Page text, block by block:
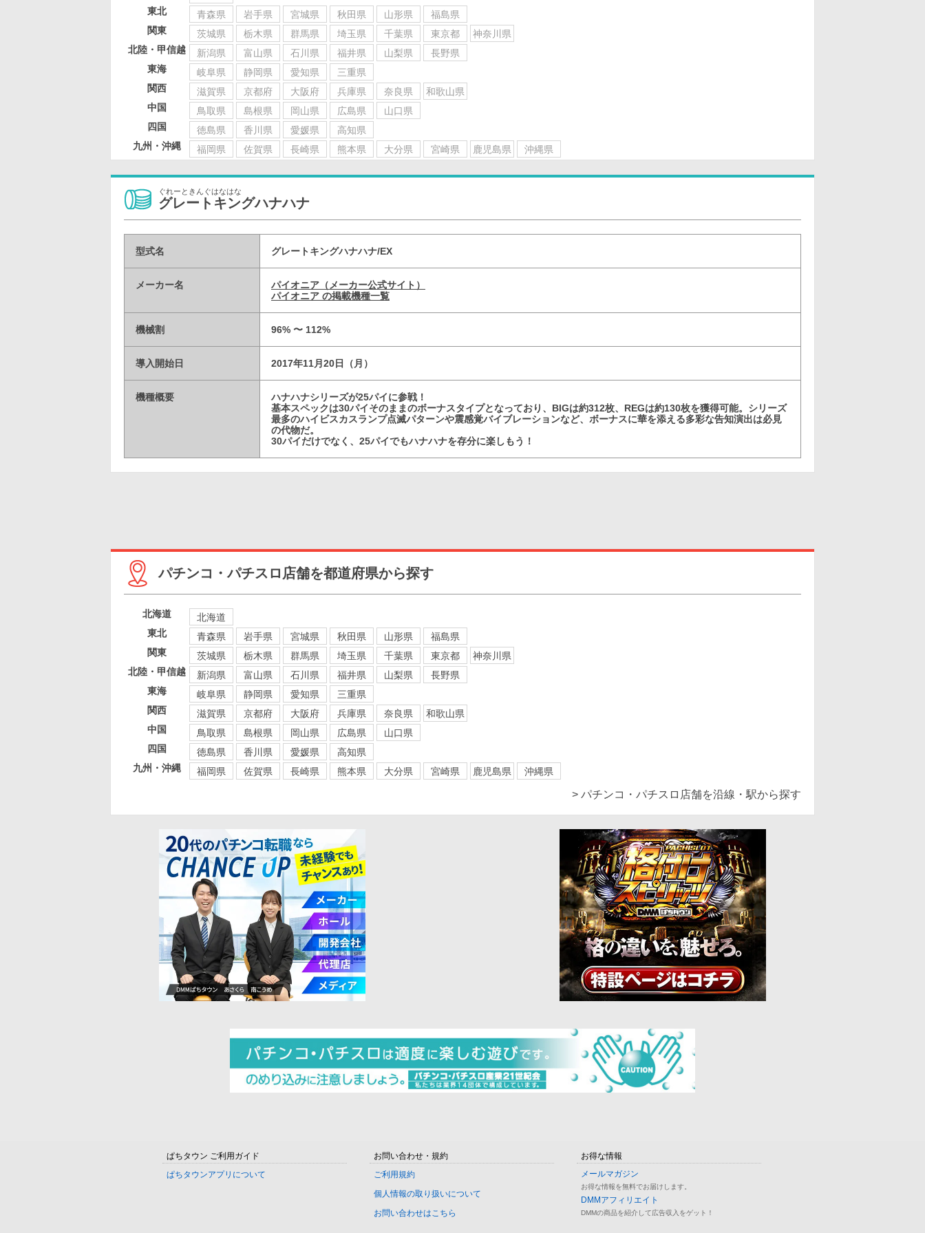
東北
青森県 岩手県 宮城県 秋田県 山形県
福島県
関東
茨城県 栃木県 群馬県 埼玉県 千葉県 東京都
神奈川県
北陸・甲信越
新潟県 富山県 石川県 福井県 山梨県
長野県
東海
岐阜県 静岡県 愛知県
三重県
関西
滋賀県 京都府 大阪府 兵庫県 奈良県
和歌山県
中国
鳥取県 島根県 岡山県 広島県
山口県
四国
徳島県 香川県 愛媛県
高知県
九州・沖縄
福岡県 佐賀県 長崎県 熊本県 大分県 宮崎県 鹿児島県 沖縄県
ぐれーときんぐはなはな
グレートキングハナハナ
型式名 グレートキングハナハナ/EX
メーカー名
パイオニア（メーカー公式サイト）
パイオニア の掲載機種一覧
機械割 96% 〜 112%
導入開始日 2017年11月20日（月）
機種概要
ハナハナシリーズが25パイに参戦！
基本スペックは30パイそのままのボーナスタイプとなっており、BIGは約312枚、REGは約130枚を獲得可能。シリーズ
最多のハイビスカスランプ点滅パターンや震感覚バイブレーションなど、ボーナスに華を添える多彩な告知演出は必見
の代物だ。
30パイだけでなく、25パイでもハナハナを存分に楽しもう！
パチンコ・パチスロ店舗を都道府県から探す
北海道
北海道
東北
青森県 岩手県 宮城県 秋田県 山形県
福島県
関東
茨城県 栃木県 群馬県 埼玉県 千葉県 東京都
神奈川県
北陸・甲信越
新潟県 富山県 石川県 福井県 山梨県
長野県
東海
岐阜県 静岡県 愛知県
三重県
関西
滋賀県 京都府 大阪府 兵庫県 奈良県
和歌山県
中国
鳥取県 島根県 岡山県 広島県
山口県
四国
徳島県 香川県 愛媛県
高知県
九州・沖縄
福岡県 佐賀県 長崎県 熊本県 大分県 宮崎県 鹿児島県 沖縄県
> パチンコ・パチスロ店舗を沿線・駅から探す
ぱちタウン ご利用ガイド
ぱちタウンアプリについて
お問い合わせ・規約
ご利用規約
個人情報の取り扱いについて
お問い合わせはこちら
お得な情報
メールマガジン
お得な情報を無料でお届けします。
DMMアフィリエイト
DMMの商品を紹介して広告収入をゲット！